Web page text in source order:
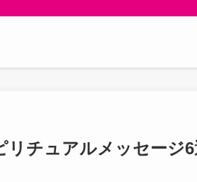
リチュアルメッセージ